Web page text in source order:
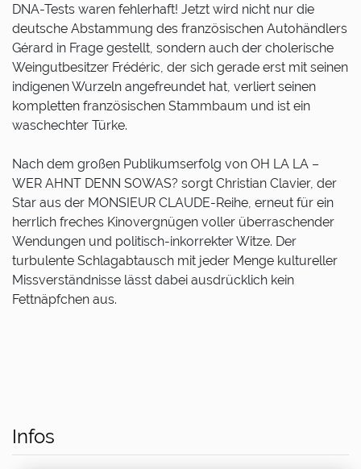
DNA-Tests waren fehlerhaft! Jetzt wird nicht nur die
deutsche Abstammung des französischen Autohändlers
Gérard in Frage gestellt, sondern auch der cholerische
Weingutbesitzer Frédéric, der sich gerade erst mit seinen
indigenen Wurzeln angefreundet hat, verliert seinen
kompletten französischen Stammbaum und ist ein
waschechter Türke.
Nach dem großen Publikumserfolg von OH LA LA –
WER AHNT DENN SOWAS? sorgt Christian Clavier, der
Star aus der MONSIEUR CLAUDE-Reihe, erneut für ein
herrlich freches Kinovergnügen voller überraschender
Wendungen und politisch-inkorrekter Witze. Der
turbulente Schlagabtausch mit jeder Menge kultureller
Missverständnisse lässt dabei ausdrücklich kein
Fettnäpfchen aus.
Infos